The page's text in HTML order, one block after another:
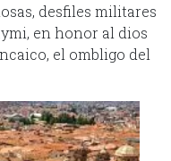
desfiles militares
en honor al dios
el ombligo del